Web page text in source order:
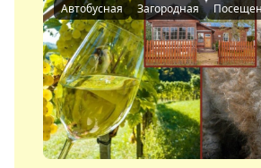
Автобусная Загородная